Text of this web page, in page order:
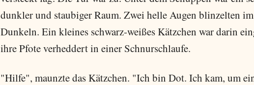
dunkler und staubiger Raum. Zwei helle Augen blinzelten im
Dunkeln. Ein kleines schwarz-weißes Kätzchen war darin
ihre Pfote verheddert in einer Schnurschlaufe.
"Hilfe", maunzte das Kätzchen. "Ich bin Dot. Ich kam, um